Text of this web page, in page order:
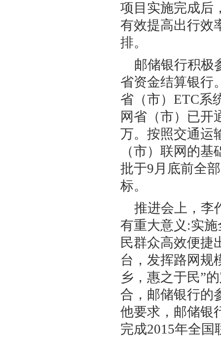
项目实施完成后
有效提高出行效
排。
邮储银行积极
省资金结算银行
省（市）ETC系
网省（市）已开
万。按照交通运
（市）联网的
批于9月底前全
标。
推进会上，李
有重大意义:实
民群众高效便捷
台，发挥路网规
乡，惠之于民”
合，邮储银行的
他要求，邮储银
完成2015年全